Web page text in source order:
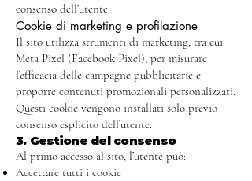
consenso dell’utente.
Cookie di marketing e profilazione
Il sito utilizza strumenti di marketing, tra cui
Meta Pixel (Facebook Pixel), per misurare
l’efficacia delle campagne pubblicitarie e
proporre contenuti promozionali personalizzati.
Questi cookie vengono installati solo previo
consenso esplicito dell’utente.
3. Gestione del consenso
Al primo accesso al sito, l’utente può:
Accettare tutti i cookie